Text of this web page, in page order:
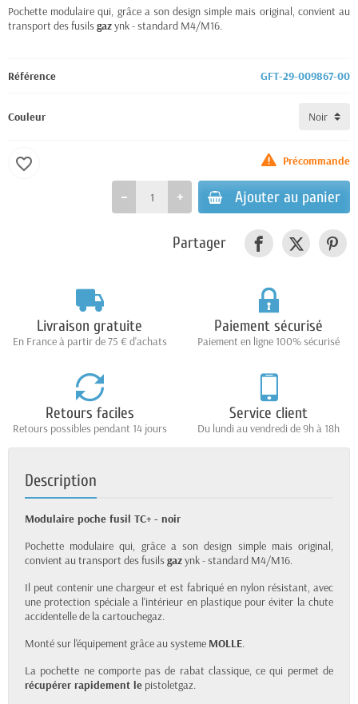
Pochette modulaire qui, grâce a son design simple mais original, convient au
transport des fusilsgazynk - standard M4/M16.
Référence GFT-29-009867-00
Couleur
Précommande
Ajouter au panier
favorite_border
Partager
Livraison gratuite
En France à partir de 75 € d'achats
Paiement sécurisé
Paiement en ligne 100% sécurisé
Retours faciles
Retours possibles pendant 14 jours
Service client
Du lundi au vendredi de 9h à 18h
Description
Modulaire poche fusil TC+ - noir
Pochette modulaire qui, grâce a son design simple mais original,
convient au transport des fusilsgazynk - standard M4/M16.
Il peut contenir une chargeur et est fabriqué en nylon résistant, avec
une protection spéciale a l'intérieur en plastique pour éviter la chute
accidentelle de la cartouchegaz.
Monté sur l'équipement grâce au systeme MOLLE.
La pochette ne comporte pas de rabat classique, ce qui permet de
récupérer rapidement le pistoletgaz.